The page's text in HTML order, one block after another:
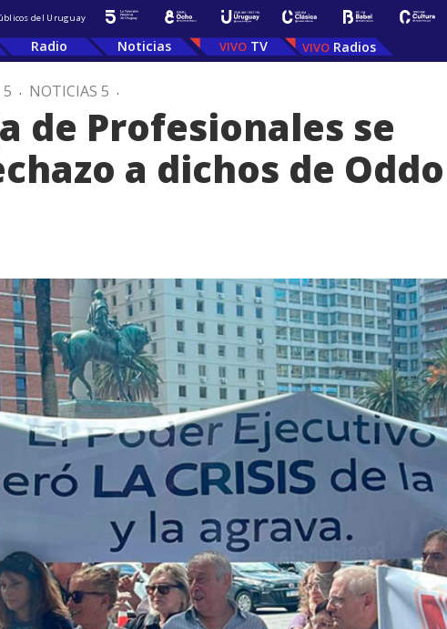
del Uruguay
Radio Noticias TV Radios
. NOTICIAS 5 .
de Profesionales se
a dichos de